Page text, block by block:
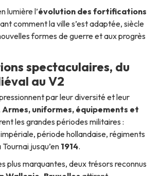
lumière l’évolution des fortifications
comment la ville s’est adaptée, siècle
formes de guerre et aux progrès
spectaculaires, du
au V2
par leur diversité et leur
Armes, uniformes, équipements et
les grandes périodes militaires :
période hollandaise, régiments
jusqu’en 1914.
plus marquantes, deux trésors reconnus